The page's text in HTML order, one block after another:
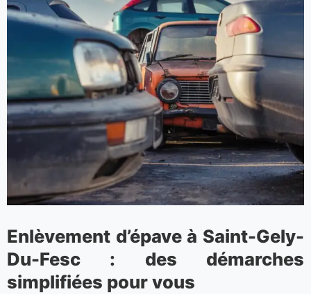
Enlèvement d’épave à Saint-Gely-
Du-Fesc : des démarches
simplifiées pour vous